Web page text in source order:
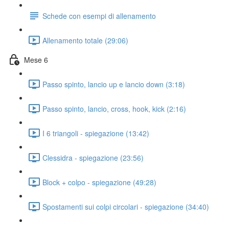
Schede con esempi di allenamento
Allenamento totale (29:06)
Mese 6
Passo spinto, lancio up e lancio down (3:18)
Passo spinto, lancio, cross, hook, kick (2:16)
I 6 triangoli - spiegazione (13:42)
Clessidra - spiegazione (23:56)
Block + colpo - spiegazione (49:28)
Spostamenti sui colpi circolari - spiegazione (34:40)